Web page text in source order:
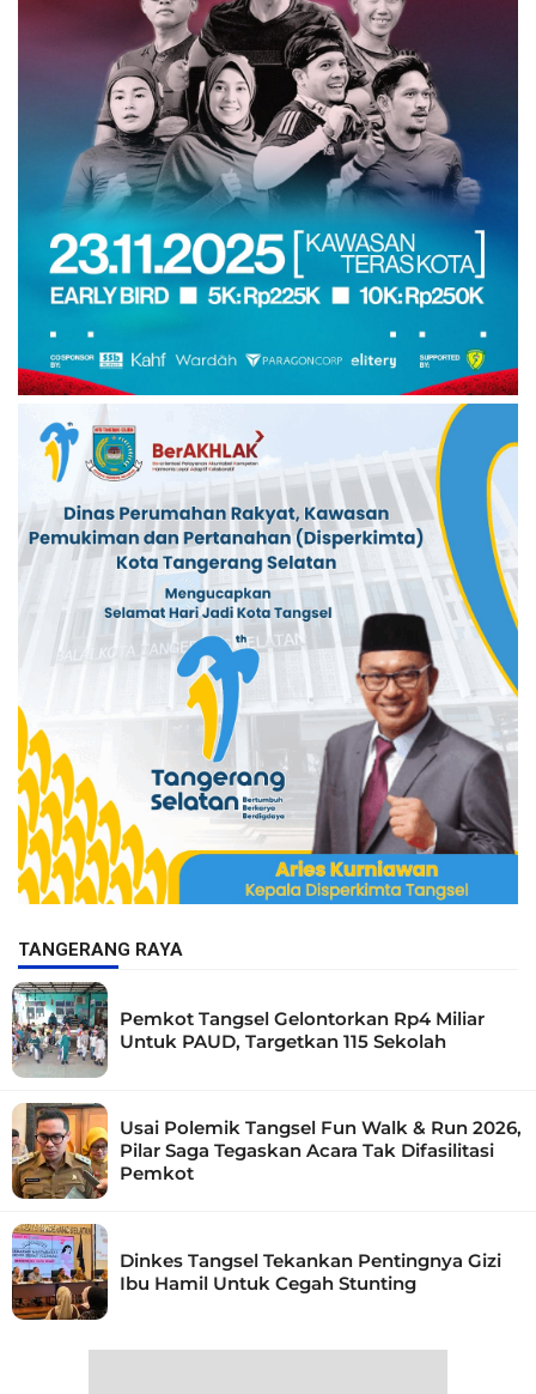
TANGERANG RAYA
Pemkot Tangsel Gelontorkan Rp4 Miliar
Untuk PAUD, Targetkan 115 Sekolah
Usai Polemik Tangsel Fun Walk & Run 2026,
Pilar Saga Tegaskan Acara Tak Difasilitasi
Pemkot
Dinkes Tangsel Tekankan Pentingnya Gizi
Ibu Hamil Untuk Cegah Stunting